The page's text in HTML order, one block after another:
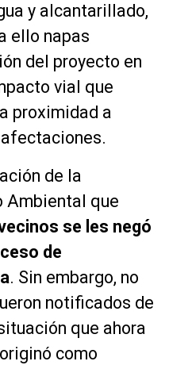
y alcantarillado,
ello napas
del proyecto en
vial que
proximidad a
de la
Ambiental que
se les negó
de
. Sin embargo, no
notificados de
que ahora
como